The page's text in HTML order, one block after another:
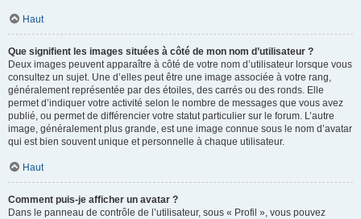
Haut
Que signifient les images situées à côté de mon nom d’utilisateur ?
Deux images peuvent apparaître à côté de votre nom d’utilisateur lorsque vous
consultez un sujet. Une d’elles peut être une image associée à votre rang,
généralement représentée par des étoiles, des carrés ou des ronds. Elle
permet d’indiquer votre activité selon le nombre de messages que vous avez
publié, ou permet de différencier votre statut particulier sur le forum. L’autre
image, généralement plus grande, est une image connue sous le nom d’avatar
qui est bien souvent unique et personnelle à chaque utilisateur.
Haut
Comment puis-je afficher un avatar ?
Dans le panneau de contrôle de l’utilisateur, sous « Profil », vous pouvez